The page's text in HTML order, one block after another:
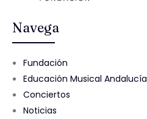
Navega
Fundación
Educación Musical Andalucía
Conciertos
Noticias